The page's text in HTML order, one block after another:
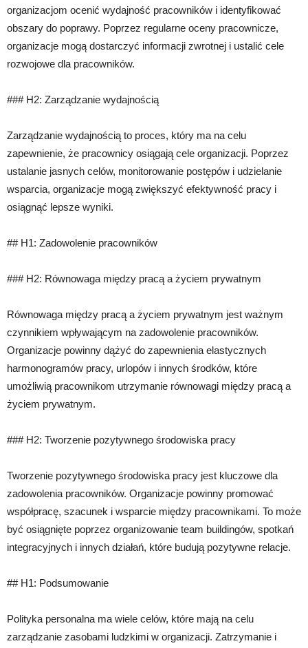
organizacjom ocenić wydajność pracowników i identyfikować
obszary do poprawy. Poprzez regularne oceny pracownicze,
organizacje mogą dostarczyć informacji zwrotnej i ustalić cele
rozwojowe dla pracowników.
### H2: Zarządzanie wydajnością
Zarządzanie wydajnością to proces, który ma na celu
zapewnienie, że pracownicy osiągają cele organizacji. Poprzez
ustalanie jasnych celów, monitorowanie postępów i udzielanie
wsparcia, organizacje mogą zwiększyć efektywność pracy i
osiągnąć lepsze wyniki.
## H1: Zadowolenie pracowników
### H2: Równowaga między pracą a życiem prywatnym
Równowaga między pracą a życiem prywatnym jest ważnym
czynnikiem wpływającym na zadowolenie pracowników.
Organizacje powinny dążyć do zapewnienia elastycznych
harmonogramów pracy, urlopów i innych środków, które
umożliwią pracownikom utrzymanie równowagi między pracą a
życiem prywatnym.
### H2: Tworzenie pozytywnego środowiska pracy
Tworzenie pozytywnego środowiska pracy jest kluczowe dla
zadowolenia pracowników. Organizacje powinny promować
współpracę, szacunek i wsparcie między pracownikami. To może
być osiągnięte poprzez organizowanie team buildingów, spotkań
integracyjnych i innych działań, które budują pozytywne relacje.
## H1: Podsumowanie
Polityka personalna ma wiele celów, które mają na celu
zarządzanie zasobami ludzkimi w organizacji. Zatrzymanie i